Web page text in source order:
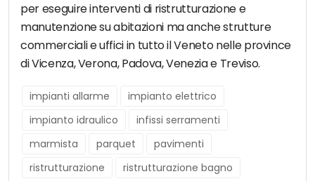
per eseguire interventi di ristrutturazione e
manutenzione su abitazioni ma anche strutture
commerciali e uffici in tutto il Veneto nelle province
di Vicenza, Verona, Padova, Venezia e Treviso.
impianti allarme
impianto elettrico
impianto idraulico
infissi serramenti
marmista
parquet
pavimenti
ristrutturazione
ristrutturazione bagno